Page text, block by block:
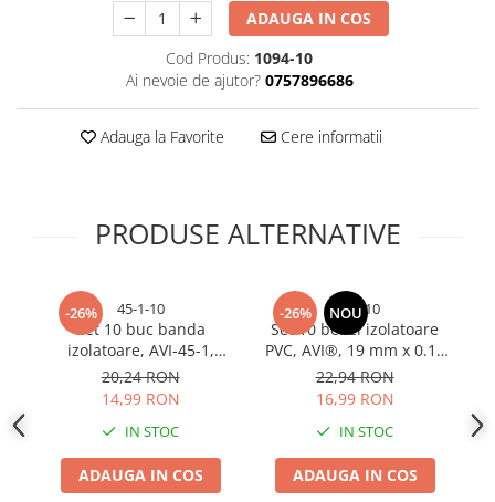
Bureti si lavete
Accesorii decorative
Benzi LED
Accesorii corpuri de iluminat
Accesorii prelungitoare
Accesorii prize si intrerupatoare
Aplice fatada
Aplice si plafoniere
Becuri
ADAUGA IN COS
Cod Produs: 1094-10
Ai nevoie de ajutor? 0757896686
Adauga la Favorite Cere informatii
PRODUSE ALTERNATIVE
-26% 45-1-10
Set 10 buc banda
izolatoare, AVI-45-1,
multicolor
20,24 RON
14,99 RON
IN STOC
ADAUGA IN COS
-26% NOU
1713-10
Set 10 benzi izolatoare
PVC, AVI®, 19 mm x 0.18
mm x 18 m, galben-
verde, fără plumb,
22,94 RON
16,99 RON
IN STOC
ADAUGA IN COS